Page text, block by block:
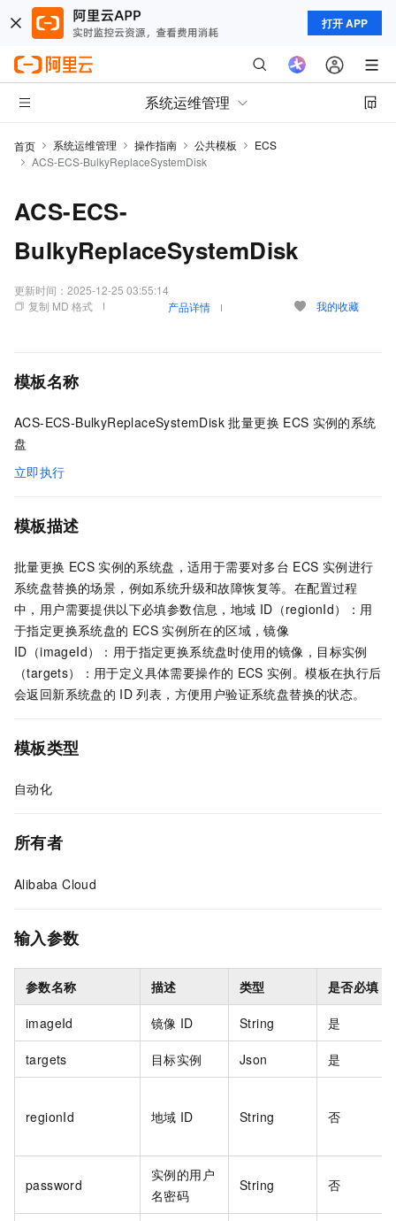
打开 APP
系统运维管理
首页 系统运维管理 操作指南 公共模板
ECS
ACS-ECS-BulkyReplaceSystemDisk
ACS-ECS-
BulkyReplaceSystemDisk
更新时间： 2025-12-25 03:55:14
复制 MD 格式
产品详情 我的收藏
模板名称
ACS-ECS-BulkyReplaceSystemDisk 批量更换 ECS 实例的系统
盘
立即执行
模板描述
批量更换 ECS 实例的系统盘，适用于需要对多台 ECS 实例进行
系统盘替换的场景，例如系统升级和故障恢复等。在配置过程
中，用户需要提供以下必填参数信息，地域 ID（regionId）：用
于指定更换系统盘的 ECS 实例所在的区域，镜像
ID（imageId）：用于指定更换系统盘时使用的镜像，目标实例
（targets）：用于定义具体需要操作的 ECS 实例。模板在执行后
会返回新系统盘的 ID 列表，方便用户验证系统盘替换的状态。
模板类型
自动化
所有者
Alibaba Cloud
输入参数
参数名称 描述 类型 是否必填
imageId 镜像 ID String 是
targets 目标实例 Json 是
regionId 地域 ID String 否
password
实例的用户
名密码
String 否